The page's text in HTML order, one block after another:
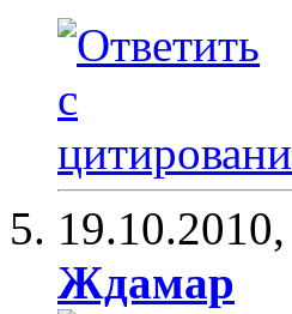
19.10.2010,
Ждамар